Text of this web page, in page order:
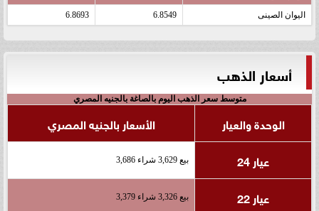
اليوان الصينى 6.8549
6.8693
أسعار الذهب
متوسط سعر الذهب اليوم بالصاغة بالجنيه المصري
الوحدة والعيار
الأسعار بالجنيه المصري
عيار 24
بيع 3,629 شراء 3,686
عيار 22 بيع 3,326 شراء 3,379